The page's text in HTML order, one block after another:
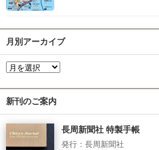
月別アーカイブ
新刊のご案内
長周新聞社 特製手帳
発行：長周新聞社